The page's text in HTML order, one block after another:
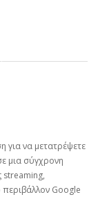
για να μετατρέψετε
μια σύγχρονη
streaming,
περιβάλλον Google